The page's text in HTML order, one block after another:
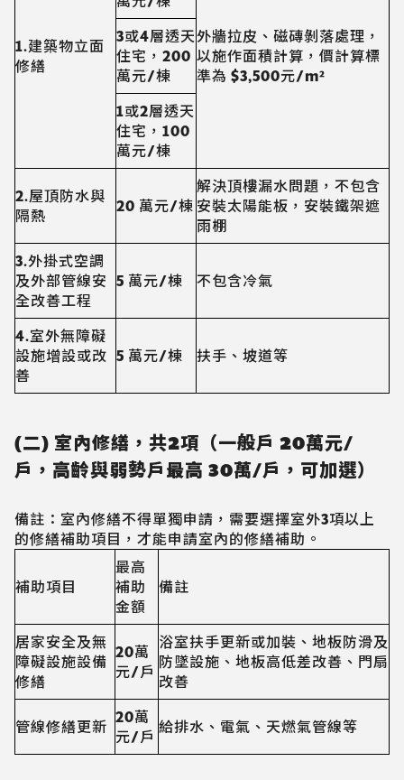
1.建築物立面
修繕
外牆拉皮、磁磚剝落處理，
以施作面積計算，價計算標
準為 $3,500元/m²
3或4層透天
住宅，200
萬元/棟
1或2層透天
住宅，100
萬元/棟
2.屋頂防水與
隔熱
20 萬元/棟
解決頂樓漏水問題，不包含
安裝太陽能板，安裝鐵架遮
雨棚
3.外掛式空調
及外部管線安
全改善工程
5 萬元/棟 不包含冷氣
4.室外無障礙
設施增設或改
善
5 萬元/棟 扶手、坡道等
(二) 室內修繕，共2項（一般戶 20萬元/
戶，高齡與弱勢戶最高 30萬/戶，可加選）
備註：室內修繕不得單獨申請，需要選擇室外3項以上
的修繕補助項目，才能申請室內的修繕補助。
補助項目
最高
補助
金額
備註
居家安全及無
障礙設施設備
修繕
20萬
元/戶
浴室扶手更新或加裝、地板防滑及
防墜設施、地板高低差改善、門扇
改善
管線修繕更新 20萬
元/戶 給排水、電氣、天燃氣管線等